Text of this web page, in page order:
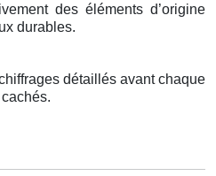
des éléments d’origine
durables.
détaillés avant chaque